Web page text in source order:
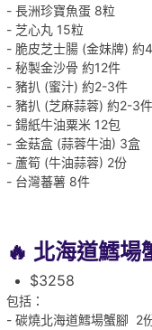
- 長洲珍寶魚蛋 8粒
- 芝心丸 15粒
- 脆皮芝士腸 (金妹牌) 約
- 秘製金沙骨 約12件
- 豬扒 (蜜汁) 約2-3件
- 豬扒 (芝麻蒜蓉) 約2-3件
- 鍚紙牛油粟米 12包
- 金菇盒 (蒜蓉牛油) 3盒
- 蘆筍 (牛油蒜蓉) 2份
- 台灣蕃薯 8件
🔥 北海道鱈場
$3258
包括：
- 碳燒北海道鱈場蟹腳 2